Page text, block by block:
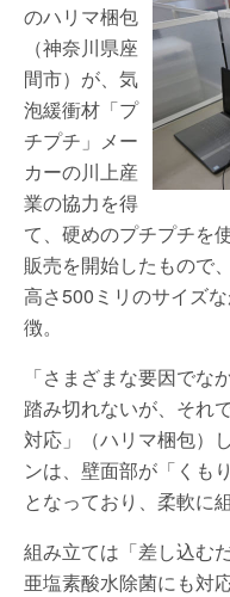
のハリマ梱包
（神奈川県座
間市）が、気
泡緩衝材「プ
チプチ」メー
カーの川上産
業の協力を得
て、硬めのプチプチを
販売を開始したもので
高さ500ミリのサイズ
徴。
「さまざまな要因でな
踏み切れないが、それ
対応」（ハリマ梱包）
ンは、壁面部が「くも
となっており、柔軟に
組み立ては「差し込む
亜塩素酸水除菌にも対